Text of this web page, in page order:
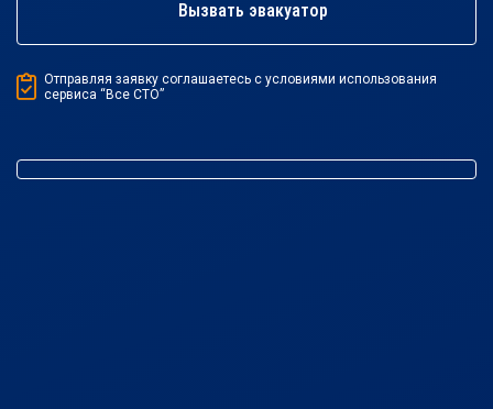
Вызвать эвакуатор
Отправляя заявку соглашаетесь с условиями использования
сервиса “Все СТО”